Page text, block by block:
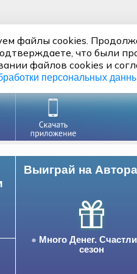
Выиграй на
Много Денег.
сезон
файлы cookies.
что были
файлов cookies и
персональных